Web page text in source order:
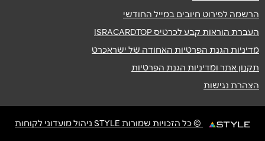
הרשמה לפירוט חיובים במייל החודשי
העברת הוראות קבע לכרטיס ISRACARDTOP
מדיניות הגנת הפרטיות האחודה של ישראכרט
תקנון אתר ומדיניות הגנת הפרטיות
הצהרת נגישות
© כל הזכויות שמורות STYLE ניהול מועדוני לקוחות